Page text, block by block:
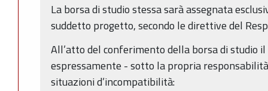
La borsa di studio stessa sarà assegnata
suddetto progetto, secondo le direttive del
All’atto del conferimento della borsa di studio
espressamente - sotto la propria
situazioni d’incompatibilità: